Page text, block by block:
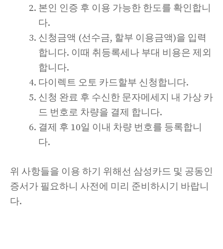
본인 인증 후 이용 가능한 한도를 확인합니
다.
신청금액 (선수금, 할부 이용금액)을 입력
합니다. 이때 취등록세나 부대 비용은 제외
합니다.
다이렉트 오토 카드할부 신청합니다.
신청 완료 후 수신한 문자메세지 내 가상 카
드 번호로 차량을 결제 합니다.
결제 후 10일 이내 차량 번호를 등록합니
다.
위 사항들을 이용 하기 위해선 삼성카드 및 공동인
증서가 필요하니 사전에 미리 준비하시기 바랍니
다.